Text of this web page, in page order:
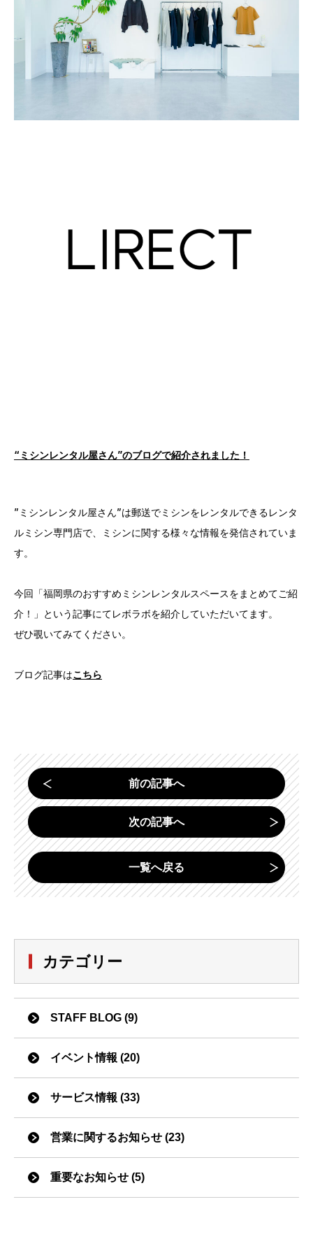
“ミシンレンタル屋さん”のブログで紹介されました！
”ミシンレンタル屋さん”は郵送でミシンをレンタルできるレンタ
ルミシン専門店で、ミシンに関する様々な情報を発信されていま
す。
今回「福岡県のおすすめミシンレンタルスペースをまとめてご紹
介！」という記事にてレボラボを紹介していただいてます。
ぜひ覗いてみてください。
ブログ記事はこちら
前の記事へ
次の記事へ
一覧へ戻る
カテゴリー
STAFF BLOG (9)
イベント情報 (20)
サービス情報 (33)
営業に関するお知らせ (23)
重要なお知らせ (5)